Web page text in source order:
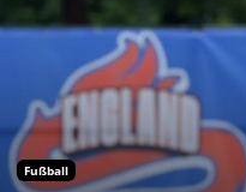
Fußball